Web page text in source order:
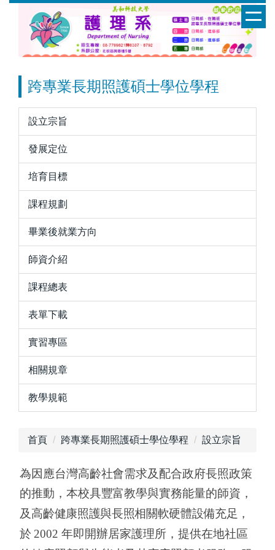
跨專業長期照護碩士學位學程
設立宗旨
發展定位
培育目標
課程規劃
畢業後就業方向
師資介紹
課程總表
表單下載
實習專區
相關規章
教學規範
首頁 跨專業長期照護碩士學位學程 設立宗旨
為因應台灣高齡社會需求及配合政府長照政策
的推動，本校具豐富教學與實務能量的師資，
及高齡健康照護與長照相關軟硬體設備充足，
於2002年即開辦居家護理所，提供在地社區